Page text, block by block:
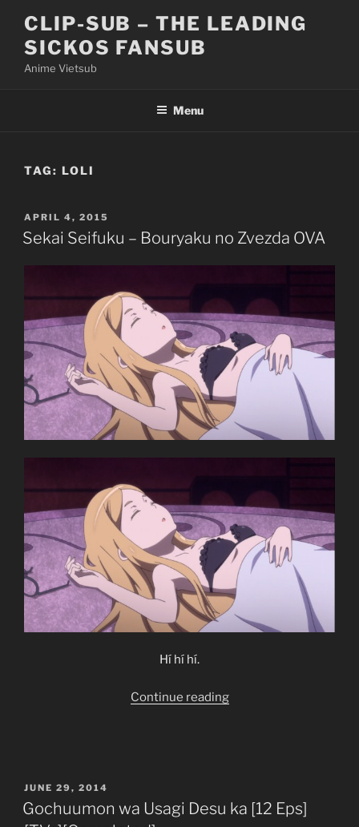
content
CLIP-SUB – THE LEADING
SICKOS FANSUB
Anime Vietsub
Menu
TAG: LOLI
POSTED
ON
APRIL 4, 2015
Sekai Seifuku – Bouryaku no Zvezda OVA
Hí hí hí.
Continue reading“Sekai
OVA”
POSTED
ON
JUNE 29, 2014
Gochuumon wa Usagi Desu ka [12 Eps]